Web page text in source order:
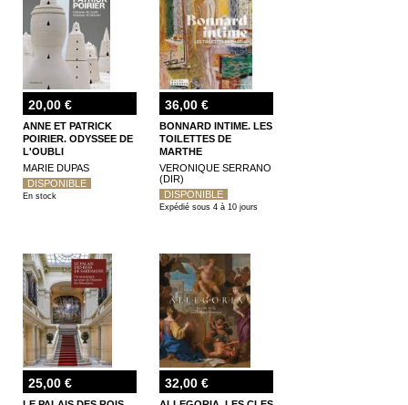
20,00 €
ANNE ET PATRICK
POIRIER. ODYSSEE DE
L'OUBLI
MARIE DUPAS
DISPONIBLE
En stock
36,00 €
BONNARD INTIME. LES
TOILETTES DE
MARTHE
VERONIQUE SERRANO
(DIR)
DISPONIBLE
Expédié sous 4 à 10 jours
25,00 € 32,00 €